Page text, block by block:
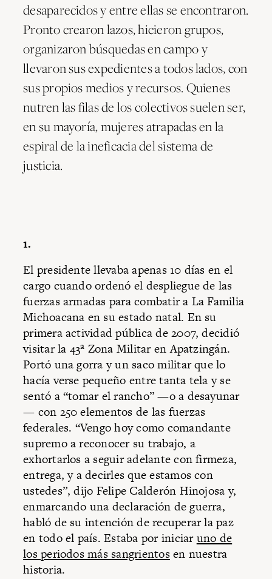
desaparecidos y entre ellas se encontraron.
Pronto crearon lazos, hicieron grupos,
organizaron búsquedas en campo y
llevaron sus expedientes a todos lados, con
sus propios medios y recursos. Quienes
nutren las filas de los colectivos suelen ser,
en su mayoría, mujeres atrapadas en la
espiral de la ineficacia del sistema de
justicia.
1.
El presidente llevaba apenas 10 días en el
cargo cuando ordenó el despliegue de las
fuerzas armadas para combatir a La Familia
Michoacana en su estado natal. En su
primera actividad pública de 2007, decidió
visitar la 43ª Zona Militar en Apatzingán.
Portó una gorra y un saco militar que lo
hacía verse pequeño entre tanta tela y se
sentó a “tomar el rancho” —o a desayunar
— con 250 elementos de las fuerzas
federales. “Vengo hoy como comandante
supremo a reconocer su trabajo, a
exhortarlos a seguir adelante con firmeza,
entrega, y a decirles que estamos con
ustedes”, dijo Felipe Calderón Hinojosa y,
enmarcando una declaración de guerra,
habló de su intención de recuperar la paz
en todo el país. Estaba por iniciaruno de
los periodos más sangrientosen nuestra
historia.